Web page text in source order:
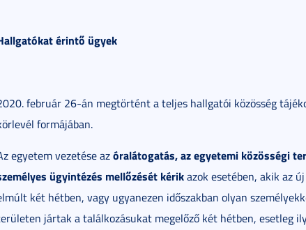
érintő ügyek
február 26-án megtörtént a teljes hallgatói közösség
formájában.
egyetem vezetése azóralátogatás, az egyetemi közösségi
ügyintézés mellőzését kérikazok esetében, akik az
két hétben, vagy ugyanezen időszakban olyan
jártak a találkozásukat megelőző két hétben, esetleg